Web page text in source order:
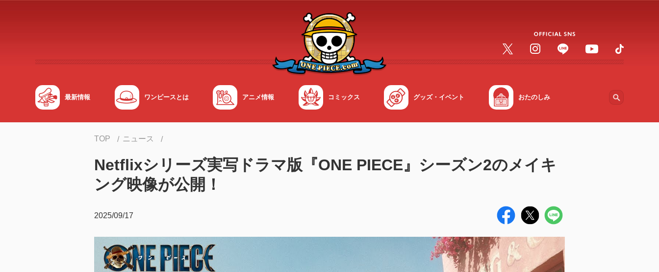
最新情報 ワンピースとは アニメ情報 コミックス グッズ・イベント おたのしみ
TOP ニュース
Netflixシリーズ実写ドラマ版『ONE PIECE』シーズン2のメイキ
ング映像が公開！
2025/09/17